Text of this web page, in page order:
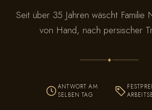
Seit über 35 Jahren wäscht Familie
von Hand, nach persischer
✦
ANTWORT AM
SELBEN TAG